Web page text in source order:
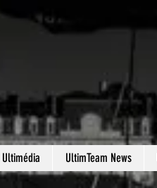
Ultimédia UltimTeam News